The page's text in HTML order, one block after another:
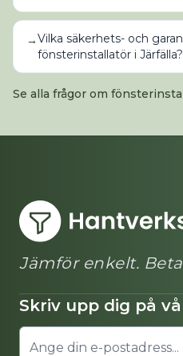
→Vilka säkerhets- och
fönsterinstallatör i Järfälla?
Se alla frågor om
Jämför enkelt.
Skriv upp dig på